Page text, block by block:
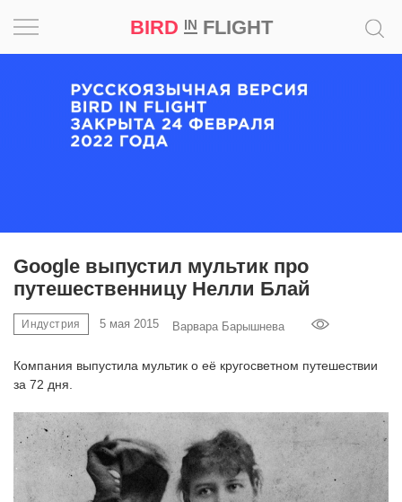
BIRD INFLIGHT
Google выпустил мультик про
путешественницу Нелли Блай
Индустрия 5 мая 2015 Варвара Барышнева
Компания выпустила мультик о её кругосветном путешествии
за 72 дня.